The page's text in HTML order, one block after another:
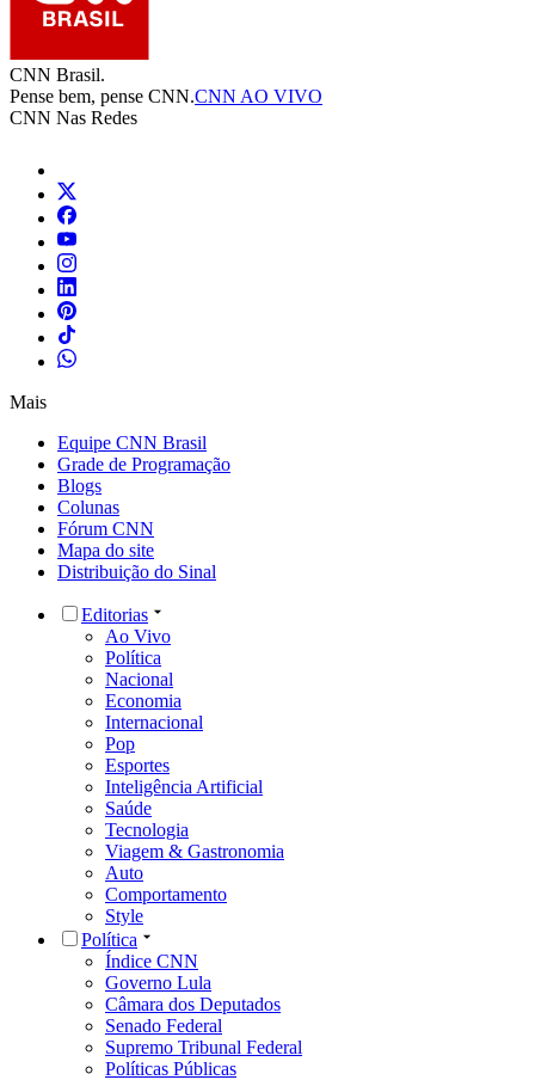
CNN Brasil.
Pense bem, pense CNN.CNN AO VIVO
CNN Nas Redes
Mais
Equipe CNN Brasil
Grade de Programação
Blogs
Colunas
Fórum CNN
Mapa do site
Distribuição do Sinal
Editorias
Ao Vivo
Política
Nacional
Economia
Internacional
Pop
Esportes
Inteligência Artificial
Saúde
Tecnologia
Viagem & Gastronomia
Auto
Comportamento
Style
Política
Índice CNN
Governo Lula
Câmara dos Deputados
Senado Federal
Supremo Tribunal Federal
Políticas Públicas